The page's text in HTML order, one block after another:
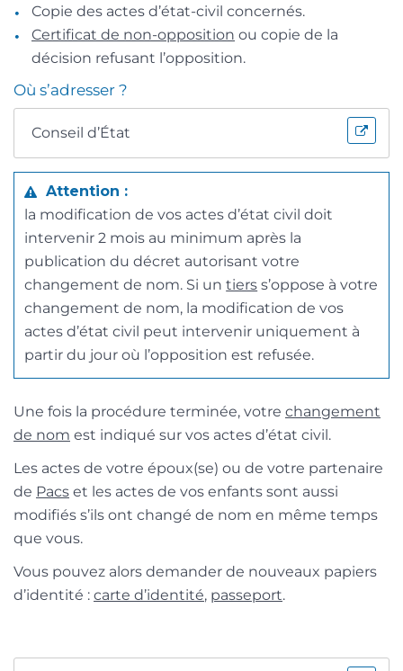
Copie des actes d’état-civil concernés.
Certificat de non-opposition ou copie de la
décision refusant l’opposition.
Où s’adresser ?
Conseil d’État
Attention :
la modification de vos actes d’état civil doit
intervenir 2 mois au minimum après la
publication du décret autorisant votre
changement de nom. Si untiers s’oppose à votre
changement de nom, la modification de vos
actes d’état civil peut intervenir uniquement à
partir du jour où l’opposition est refusée.
Une fois la procédure terminée, votre changement
de nom est indiqué sur vos actes d’état civil.
Les actes de votre époux(se) ou de votre partenaire
de Pacs et les actes de vos enfants sont aussi
modifiés s’ils ont changé de nom en même temps
que vous.
Vous pouvez alors demander de nouveaux papiers
d’identité : carte d’identité, passeport.